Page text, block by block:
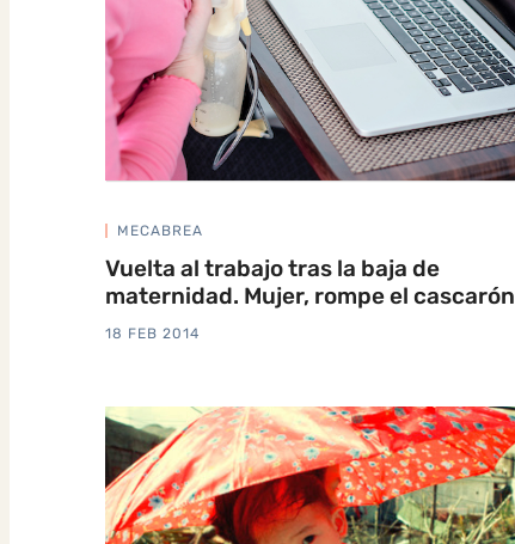
MECABREA
Vuelta al trabajo tras la baja de
maternidad. Mujer, rompe el cascarón
18 FEB 2014